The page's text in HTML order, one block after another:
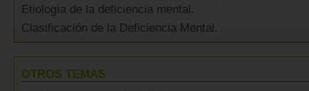
Etiología de la deficiencia mental.
Clasificación de la Deficiencia Mental.
OTROS TEMAS